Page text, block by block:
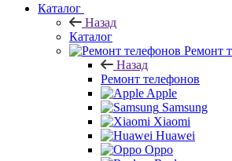
Каталог
Назад
Каталог
Ремонт
Назад
Ремонт телефонов
Apple
Samsung
Xiaomi
Huawei
Oppo